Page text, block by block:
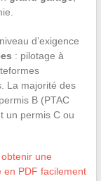
d’exigence
: pilotage à
La majorité des
B (PTAC
un permis C ou
une
en PDF facilement